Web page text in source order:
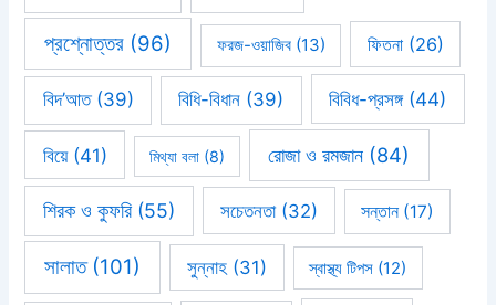
প্রশ্নোত্তর (96) ফরজ-ওয়াজিব(13) ফিতনা(26)
বিদ’আত(39) বিধি-বিধান (39) বিবিধ-প্রসঙ্গ(44)
বিয়ে(41) মিথ্যা বলা(8) রোজা ও রমজান (84)
শিরক ও কুফরি(55) সচেতনতা(32) সন্তান(17)
সালাত(101) সুন্নাহ (31) স্বাস্থ্য টিপস (12)